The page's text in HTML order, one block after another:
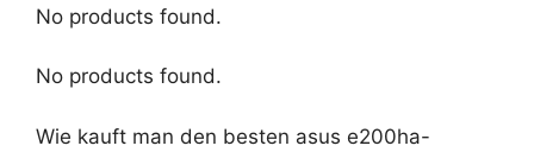
No products found.
No products found.
Wie kauft man den besten asus e200ha-